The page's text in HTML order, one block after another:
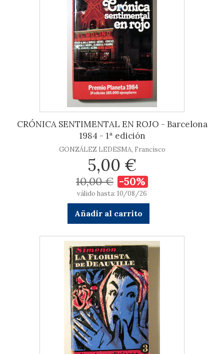
CRÓNICA SENTIMENTAL EN ROJO - Barcelona
1984 - 1ª edición
GONZÁLEZ LEDESMA, Francisco
5,00 €
10,00 € -50%
válido hasta: 10/08/26
Añadir al carrito